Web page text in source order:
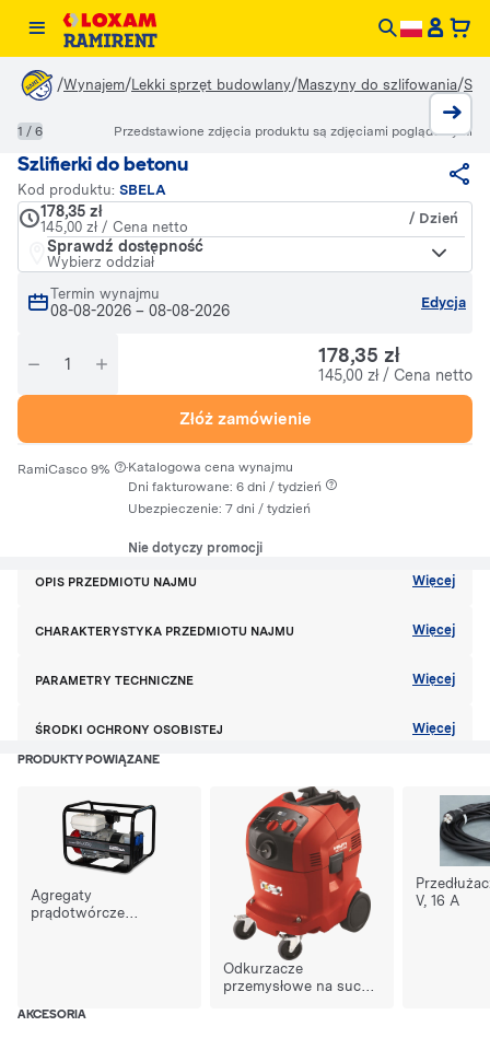
/Wynajem/Lekki sprzęt budowlany/Maszyny do szlifowania/
Szlifierki do betonu
Kod produktu: SBELA
178,35 zł
145,00 zł / Cena netto
/ Dzień
Sprawdź dostępność
Wybierz oddział
Termin wynajmu
08-08-2026 – 08-08-2026 Edycja
178,35 zł
145,00 zł / Cena netto
Złóż zamówienie
RamiCasco 9% ·Katalogowa cena wynajmu
Dni fakturowane: 6 dni / tydzień
Ubezpieczenie: 7 dni / tydzień
Nie dotyczy promocji
1 / 6 Przedstawione zdjęcia produktu są zdjęciami poglądowymi
OPIS PRZEDMIOTU NAJMU Więcej
CHARAKTERYSTYKA PRZEDMIOTU NAJMU Więcej
PARAMETRY TECHNICZNE Więcej
ŚRODKI OCHRONY OSOBISTEJ Więcej
PRODUKTY POWIĄZANE
Agregaty
prądotwórcze
Odkurzacze
przemysłowe na sucho
V, 16 A
AKCESORIA